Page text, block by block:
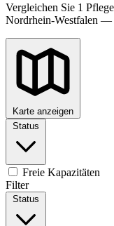
Vergleichen Sie 1
Nordrhein-Westfalen —
Karte anzeigen
Status
Freie Kapazitäten
Filter
Status